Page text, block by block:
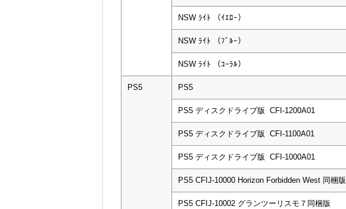
NSW ﾗｲﾄ （ｲｴﾛｰ）
NSW ﾗｲﾄ （ﾌﾞﾙｰ）
NSW ﾗｲﾄ （ｺｰﾗﾙ）
PS5 PS5
PS5 ディスクドライブ版 CFI-1200A01
PS5 ディスクドライブ版 CFI-1100A01
PS5 ディスクドライブ版 CFI-1000A01
PS5 CFIJ-10000 Horizon Forbidden West 同梱版
PS5 CFIJ-10002 グランツーリスモ７同梱版